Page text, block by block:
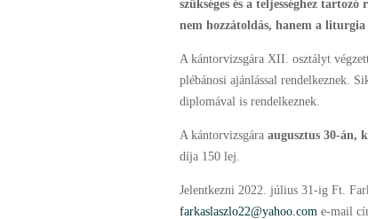
szükséges és a teljességhez tartozó
nem hozzátoldás, hanem a liturgia
A kántorvizsgára XII. osztályt
plébánosi ajánlással rendelkeznek.
diplomával is rendelkeznek.
A kántorvizsgára augusztus 30-án,
díja 150 lej.
Jelentkezni 2022. július 31-ig Ft.
farkaslaszlo22@yahoo.com e-mail